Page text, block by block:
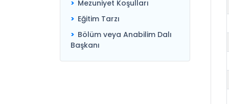
Mezuniyet Koşulları
Eğitim Tarzı
Bölüm veya Anabilim Dalı
Başkanı